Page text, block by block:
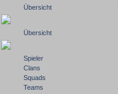
Übersicht
Übersicht
Spieler
Clans
Squads
Teams